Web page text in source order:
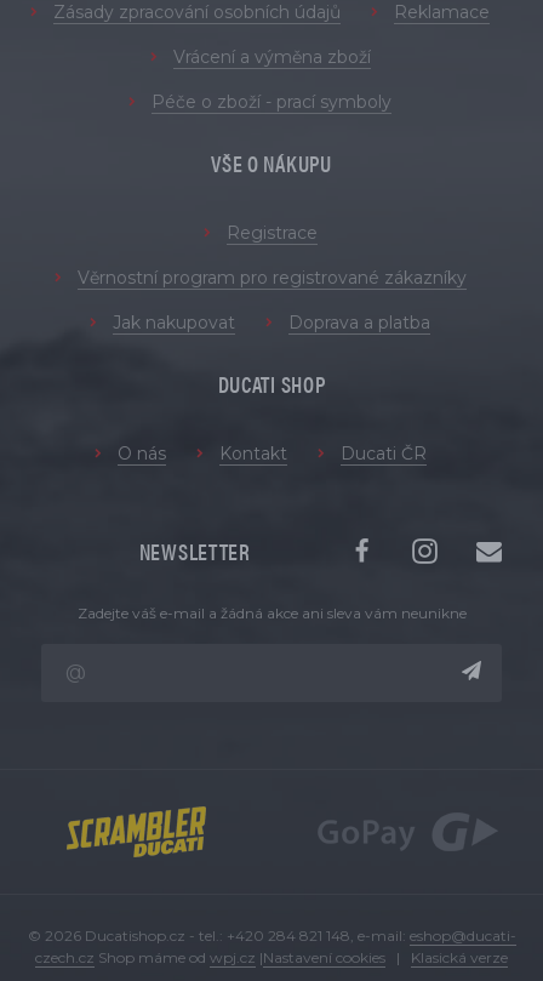
Zásady zpracování osobních údajů Reklamace
Vrácení a výměna zboží
Péče o zboží - prací symboly
VŠE O NÁKUPU
Registrace
Věrnostní program pro registrované zákazníky
Jak nakupovat Doprava a platba
DUCATI SHOP
O nás Kontakt Ducati ČR
NEWSLETTER
Zadejte váš e-mail a žádná akce ani sleva vám neunikne
© 2026 Ducatishop.cz - tel.: +420 284 821 148, e-mail: eshop@ducati-
czech.cz Shop máme od wpj.cz |Nastavení cookies | Klasická verze